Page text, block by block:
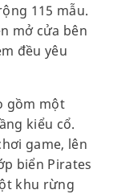
115 mẫu.
mở cửa bên
đều yêu
gồm một
kiểu cổ.
game, lên
biển Pirates
khu rừng